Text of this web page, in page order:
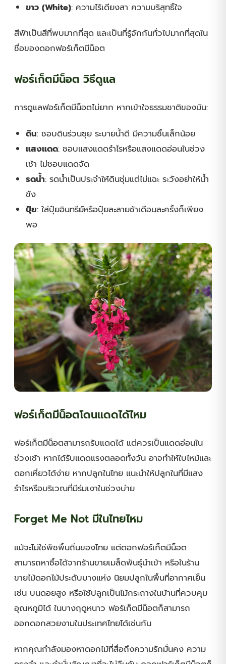
ขาว (White): ความไร้เดียงสา ความบริสุทธิ์ใจ
สีฟ้าเป็นสีที่พบมากที่สุด และเป็นที่รู้จักกันทั่วไปมากที่สุดใน
ชื่อของดอกฟอร์เก็ตมีน็อต
ฟอร์เก็ตมีน็อต วิธีดูแล
การดูแลฟอร์เก็ตมีน็อตไม่ยาก หากเข้าใจธรรมชาติของมัน:
ดิน: ชอบดินร่วนซุย ระบายน้ำดี มีความชื้นเล็กน้อย
แสงแดด: ชอบแสงแดดรำไรหรือแสงแดดอ่อนในช่วง
เช้า ไม่ชอบแดดจัด
รดน้ำ: รดน้ำเป็นประจำให้ดินชุ่มแต่ไม่แฉะ ระวังอย่าให้น้ำ
ขัง
ปุ๋ย: ใส่ปุ๋ยอินทรีย์หรือปุ๋ยละลายช้าเดือนละครั้งก็เพียง
พอ
ฟอร์เก็ตมีน็อตโดนแดดได้ไหม
ฟอร์เก็ตมีน็อตสามารถรับแดดได้ แต่ควรเป็นแดดอ่อนใน
ช่วงเช้า หากได้รับแดดแรงตลอดทั้งวัน อาจทำให้ใบไหม้และ
ดอกเหี่ยวได้ง่าย หากปลูกในไทย แนะนำให้ปลูกในที่มีแสง
รำไรหรือบริเวณที่มีร่มเงาในช่วงบ่าย
Forget Me Not มีในไทยไหม
แม้จะไม่ใช่พืชพื้นถิ่นของไทย แต่ดอกฟอร์เก็ตมีน็อต
สามารถหาซื้อได้จากร้านขายเมล็ดพันธุ์นำเข้า หรือในร้าน
ขายไม้ดอกไม้ประดับบางแห่ง นิยมปลูกในพื้นที่อากาศเย็น
เช่น บนดอยสูง หรือใช้ปลูกเป็นไม้กระถางในบ้านที่ควบคุม
อุณหภูมิได้ ในบางฤดูหนาว ฟอร์เก็ตมีน็อตก็สามารถ
ออกดอกสวยงามในประเทศไทยได้เช่นกัน
หากคุณกำลังมองหาดอกไม้ที่สื่อถึงความรักมั่นคง ความ